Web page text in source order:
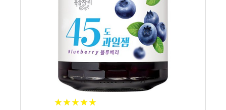
★★★★★
★★★★★